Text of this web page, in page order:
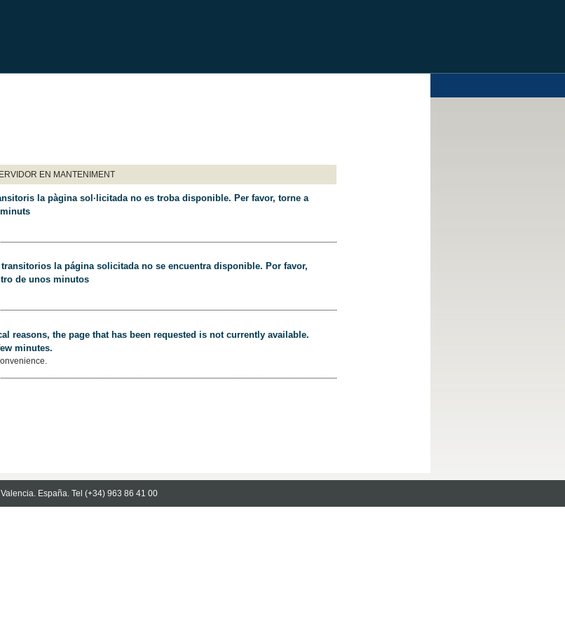
EN MANTENIMENT
la pàgina sol·licitada no es troba disponible. Per favor, torne a
la página solicitada no se encuentra disponible. Por favor,
de unos minutos
reasons, the page that has been requested is not currently available.
minutes.
España. Tel (+34) 963 86 41 00